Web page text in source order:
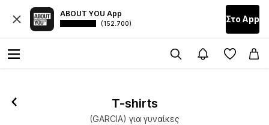
ABOUT YOU App
(152.700) Στο Αpp
T-shirts
(GARCIA) για γυναίκες